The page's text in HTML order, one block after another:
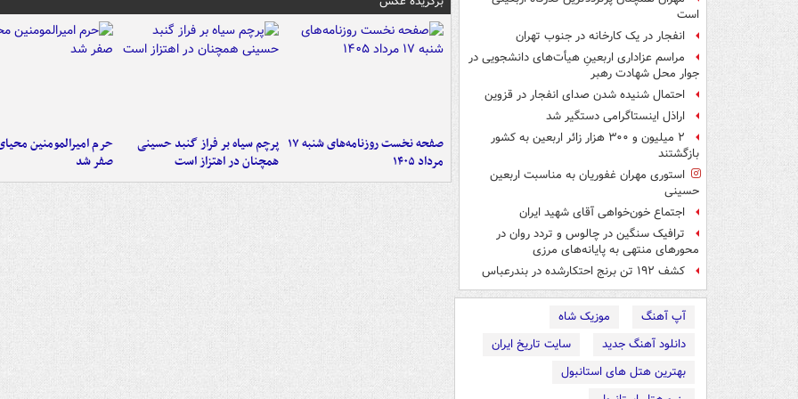
است
انفجار در یک کارخانه در جنوب تهران
مراسم عزاداری اربعینِ هیأت‌های دانشجویی در
جوار محل شهادت رهبر
احتمال شنیده شدن صدای انفجار در قزوین
اراذل اینستاگرامی دستگیر شد
۲ میلیون و ۳۰۰ هزار زائر اربعین به کشور
بازگشتند
استوری مهران غفوریان به مناسبت اربعین
حسینی
اجتماع خون‌خواهی آقای شهید ایران
ترافیک سنگین در چالوس و تردد روان در
محورهای منتهی به پایانه‌های مرزی
کشف ۱۹۲ تن برنج احتکارشده در بندرعباس
آپ آهنگ
موزیک شاه
دانلود آهنگ جدید
سایت تاریخ ایران
بهترین هتل های استانبول
صفحه نخست روزنامه‌های شنبه ۱۷
مرداد ۱۴۰۵
پرچم سیاه بر فراز گنبد حسینی
همچنان در اهتزاز است
حرم امیرالمومنین
صفر شد